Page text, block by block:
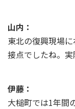
山内：
東北の復興現場
接点でしたね。
伊藤：
大槌町では1年間